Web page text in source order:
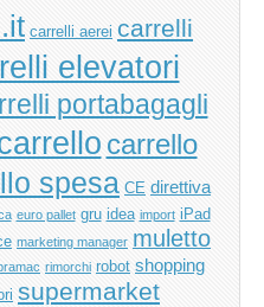
carrelli aerei carrelli
elevatori
portabagagli
carrello
spesa CE direttiva
euro pallet gru idea import iPad
marketing manager muletto
rimorchi robot shopping
supermarket